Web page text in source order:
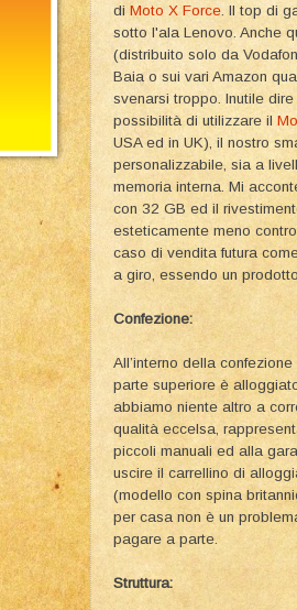
di Moto X Force . Il top di
sotto l'ala Lenovo. Anche
(distribuito solo da
Baia o sui vari Amazon
svenarsi troppo. Inutile
possibilità di utilizzare il
USA ed in UK), il nostro
personalizzabile, sia a
memoria interna. Mi
con 32 GB ed il
esteticamente meno
caso di vendita futura
a giro, essendo un
Confezione:
All’interno della
parte superiore è
abbiamo niente altro a
qualità eccelsa,
piccoli manuali ed alla
uscire il carrellino di
(modello con spina
per casa non è un
pagare a parte.
Struttura: